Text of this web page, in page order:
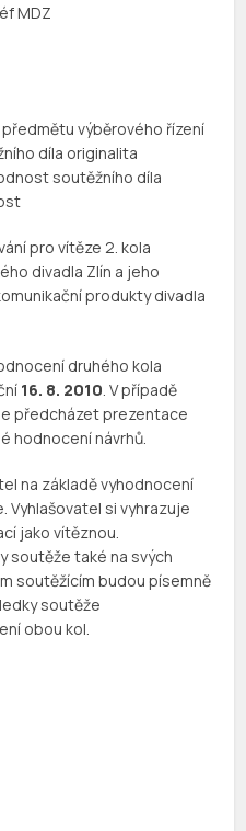
MDZ
výběrového řízení
díla originalita
soutěžního díla
pro vítěze 2. kola
divadla Zlín a jeho
produkty divadla
druhého kola
16. 8. 2010 . V případě
předcházet prezentace
hodnocení návrhů.
na základě vyhodnocení
Vyhlašovatel si vyhrazuje
jako vítěznou.
soutěže také na svých
soutěžícím budou písemně
soutěže
obou kol.